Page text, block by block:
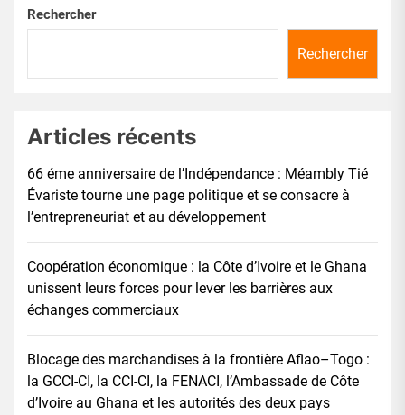
Rechercher
Rechercher
Articles récents
66 éme anniversaire de l’Indépendance : Méambly Tié
Évariste tourne une page politique et se consacre à
l’entrepreneuriat et au développement
Coopération économique : la Côte d’Ivoire et le Ghana
unissent leurs forces pour lever les barrières aux
échanges commerciaux
Blocage des marchandises à la frontière Aflao–Togo :
la GCCI-CI, la CCI-CI, la FENACI, l’Ambassade de Côte
d’Ivoire au Ghana et les autorités des deux pays